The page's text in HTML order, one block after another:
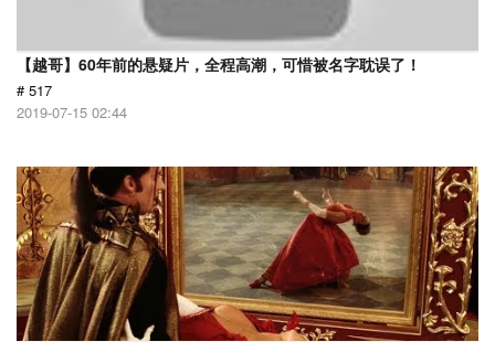
【越哥】60年前的悬疑片，全程高潮，可惜被名字耽误了！
# 517
2019-07-15 02:44